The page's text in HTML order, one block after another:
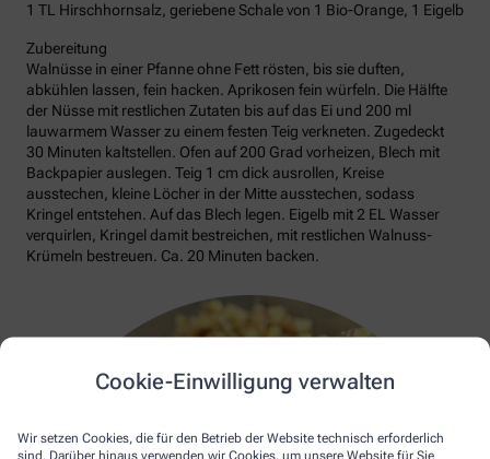
Cookie-Einwilligung verwalten
Wir setzen Cookies, die für den Betrieb der Website technisch erforderlich
sind. Darüber hinaus verwenden wir Cookies, um unsere Website für Sie
1 TL Hirschhornsalz, geriebene Schale von 1 Bio-Orange, 1 Eigelb
Zubereitung
Walnüsse in einer Pfanne ohne Fett rösten, bis sie duften,
abkühlen lassen, fein hacken. Aprikosen fein würfeln. Die Hälfte
der Nüsse mit restlichen Zutaten bis auf das Ei und 200 ml
lauwarmem Wasser zu einem festen Teig verkneten. Zugedeckt
30 Minuten kaltstellen. Ofen auf 200 Grad vorheizen, Blech mit
Backpapier auslegen. Teig 1 cm dick ausrollen, Kreise
ausstechen, kleine Löcher in der Mitte ausstechen, sodass
Kringel entstehen. Auf das Blech legen. Eigelb mit 2 EL Wasser
verquirlen, Kringel damit bestreichen, mit restlichen Walnuss-
Krümeln bestreuen. Ca. 20 Minuten backen.